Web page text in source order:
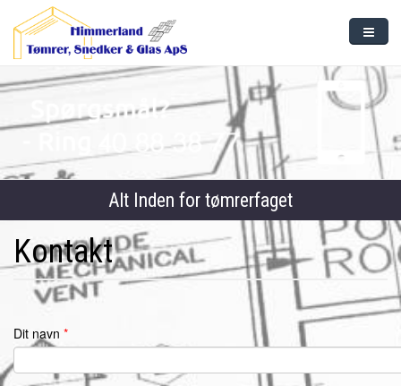
Gå til hovedindhold
Forside
Tømrerarbejde
Snedkerarbejde
Kontakt
Alt ​Inden for tømrerfaget
Kontakt
Dit navn *